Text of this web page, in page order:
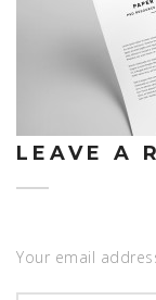
LEAVE A
Your email